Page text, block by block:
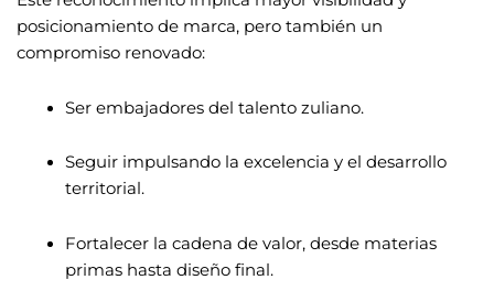
posicionamiento de marca, pero también un
compromiso renovado:
Ser embajadores del talento zuliano.
Seguir impulsando la excelencia y el desarrollo
territorial.
Fortalecer la cadena de valor, desde materias
primas hasta diseño final.